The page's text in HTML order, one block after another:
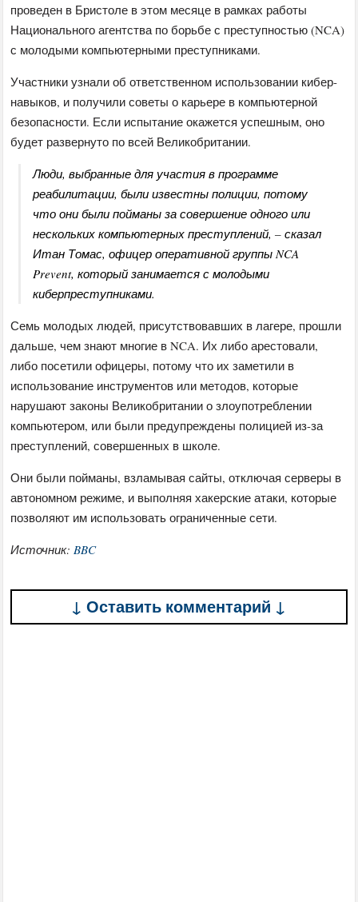
проведен в Бристоле в этом месяце в рамках работы
Национального агентства по борьбе с преступностью (NCA)
с молодыми компьютерными преступниками.
Участники узнали об ответственном использовании кибер-
навыков, и получили советы о карьере в компьютерной
безопасности. Если испытание окажется успешным, оно
будет развернуто по всей Великобритании.
Люди, выбранные для участия в программе
реабилитации, были известны полиции, потому
что они были пойманы за совершение одного или
нескольких компьютерных преступлений, – сказал
Итан Томас, офицер оперативной группы NCA
Prevent, который занимается с молодыми
киберпреступниками.
Семь молодых людей, присутствовавших в лагере, прошли
дальше, чем знают многие в NCA. Их либо арестовали,
либо посетили офицеры, потому что их заметили в
использование инструментов или методов, которые
нарушают законы Великобритании о злоупотреблении
компьютером, или были предупреждены полицией из-за
преступлений, совершенных в школе.
Они были пойманы, взламывая сайты, отключая серверы в
автономном режиме, и выполняя хакерские атаки, которые
позволяют им использовать ограниченные сети.
Источник: BBC
↓ Оставить комментарий ↓